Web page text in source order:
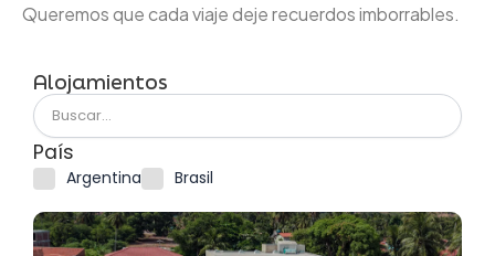
Queremos que cada viaje deje recuerdos imborrables.
Alojamientos
País
Argentina Brasil